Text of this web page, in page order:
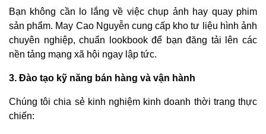
Bạn không cần lo lắng về việc chụp ảnh hay quay phim
sản phẩm. May Cao Nguyễn cung cấp kho tư liệu hình ảnh
chuyên nghiệp, chuẩn lookbook để bạn đăng tải lên các
nền tảng mạng xã hội ngay lập tức.
3. Đào tạo kỹ năng bán hàng và vận hành
Chúng tôi chia sẻ kinh nghiệm kinh doanh thời trang thực
chiến: